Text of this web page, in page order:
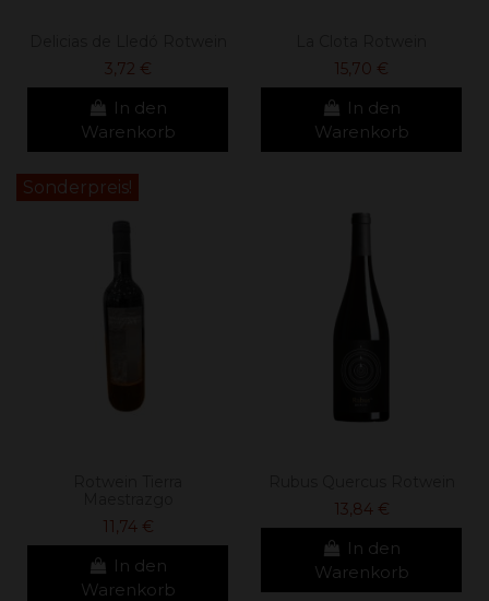
3,72 €
In den
Warenkorb
15,70 €
In den
Warenkorb
Sonderpreis!
11,74 €
In den
Warenkorb
13,84 €
In den
Warenkorb